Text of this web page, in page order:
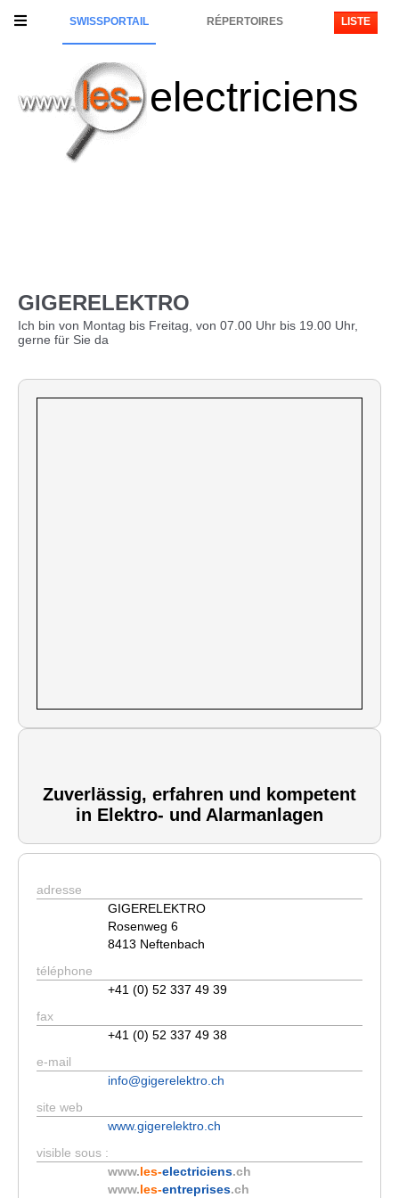
SWISSPORTAIL RÉPERTOIRES LISTE
electriciens
GIGERELEKTRO
Ich bin von Montag bis Freitag, von 07.00 Uhr bis 19.00 Uhr,
gerne für Sie da
Zuverlässig, erfahren und kompetent
in Elektro- und Alarmanlagen
adresse
GIGERELEKTRO
Rosenweg 6
8413 Neftenbach
téléphone
+41 (0) 52 337 49 39
fax
+41 (0) 52 337 49 38
e-mail
info@gigerelektro.ch
site web
www.gigerelektro.ch
visible sous :
www.les-electriciens.ch
www.les-entreprises.ch